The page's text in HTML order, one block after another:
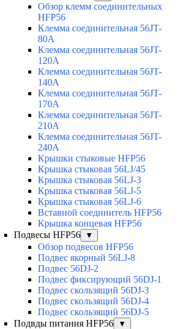
Обзор клемм соединительных
HFP56
Клемма соединительная 56JT-
80A
Клемма соединительная 56JT-
120A
Клемма соединительная 56JT-
140A
Клемма соединительная 56JT-
170A
Клемма соединительная 56JT-
210A
Клемма соединительная 56JT-
240A
Крышки стыковые HFP56
Крышка стыковая 56LJ/45
Крышка стыковая 56LJ-3
Крышка стыковая 56LJ-5
Крышка стыковая 56LJ-6
Вставной соединитель HFP56
Крышка концевая HFP56
Подвесы HFP56
▼
Обзор подвесов HFP56
Подвес якорный 56LJ-8
Подвес 56DJ-2
Подвес фиксирующий 56DJ-1
Подвес скользящий 56DJ-3
Подвес скользящий 56DJ-4
Подвес скользящий 56DJ-5
Подвды питания HFP56
▼